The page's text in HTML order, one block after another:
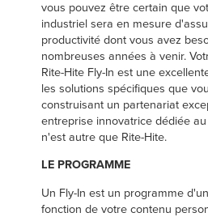
vous pouvez être certain que
industriel sera en mesure
productivité dont vous avez
nombreuses années à venir.
Rite-Hite Fly-In est une
les solutions spécifiques que
construisant un partenariat
entreprise innovatrice dédiée
n'est autre que Rite-Hite.
LE PROGRAMME
Un Fly-In est un programme
fonction de votre contenu